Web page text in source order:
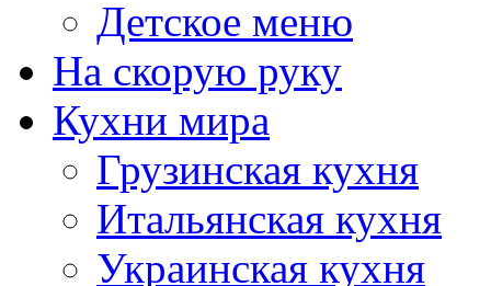
Детское меню
На скорую руку
Кухни мира
Грузинская кухня
Итальянская кухня
Украинская кухня